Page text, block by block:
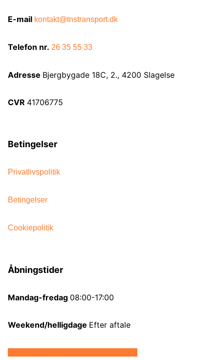
E-mail kontakt@tnstransport.dk
Telefon nr. 26 35 55 33
Adresse Bjergbygade 18C, 2., 4200 Slagelse
CVR 41706775
Betingelser
Privatlivspolitik
Betingelser
Cookiepolitik
Åbningstider
Mandag-fredag 08:00-17:00
Weekend/helligdage Efter aftale